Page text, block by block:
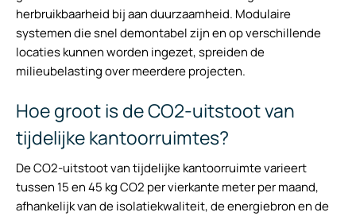
herbruikbaarheid bij aan duurzaamheid. Modulaire
systemen die snel demontabel zijn en op verschillende
locaties kunnen worden ingezet, spreiden de
milieubelasting over meerdere projecten.
Hoe groot is de CO2-uitstoot van
tijdelijke kantoorruimtes?
De CO2-uitstoot van tijdelijke kantoorruimte varieert
tussen 15 en 45 kg CO2 per vierkante meter per maand,
afhankelijk van de isolatiekwaliteit, de energiebron en de